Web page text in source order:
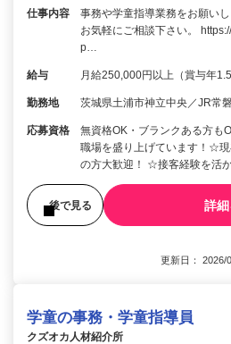
仕事内容
事務や学童指導業務をお願い
お気軽にご相談下さい。
p…
給与 月給250,000円以上（賞与年1.5
勤務地 茨城県土浦市神立中央／JR常
応募資格
無資格OK・ブランクある方
職場を盛り上げています！☆
の方大歓迎！ ☆接客経験を活
後で見る 詳
更新日：
学童の事務・学童指導員
クズオカ人材紹介所